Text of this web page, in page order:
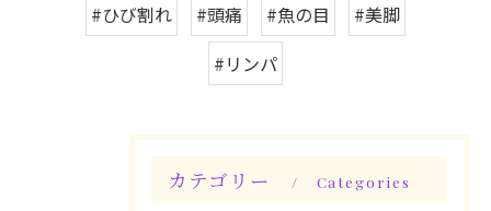
#ひび割れ
#頭痛 #魚の目
#美脚
#リンパ
カテゴリー Categories